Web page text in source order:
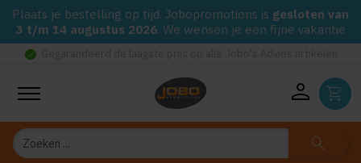
Plaats je bestelling op tijd. Jobopromotions is gesloten van
3 t/m 14 augustus 2026. We wensen je een fijne vakantie
check_circle
person shopping_cart
Zoeken search